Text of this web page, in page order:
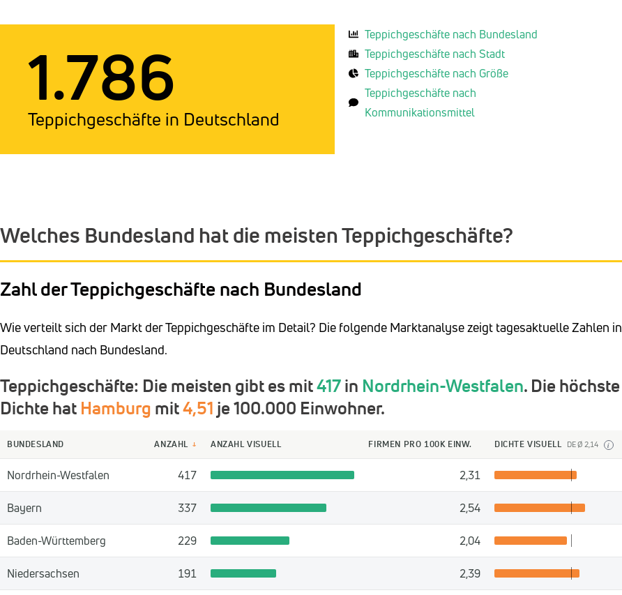
1.786
Teppichgeschäfte in Deutschland
Teppichgeschäfte nach Bundesland
Teppichgeschäfte nach Stadt
Teppichgeschäfte nach Größe
Teppichgeschäfte nach
Kommunikationsmittel
Welches Bundesland hat die meisten Teppichgeschäfte?
Zahl der Teppichgeschäfte nach Bundesland
Wie verteilt sich der Markt der Teppichgeschäfte im Detail? Die folgende Marktanalyse zeigt tagesaktuelle Zahlen in
Deutschland nach Bundesland.
Teppichgeschäfte: Die meisten gibt es mit417in Nordrhein-Westfalen. Die höchste
Dichte hat Hamburg mit4,51 je 100.000 Einwohner.
BUNDESLAND ANZAHL ↓ ANZAHL VISUELL FIRMEN PRO 100K EINW. DICHTE VISUELL DE Ø 2,14 i
Nordrhein-Westfalen 417 2,31
Bayern 337 2,54
Baden-Württemberg 229 2,04
Niedersachsen 191 2,39